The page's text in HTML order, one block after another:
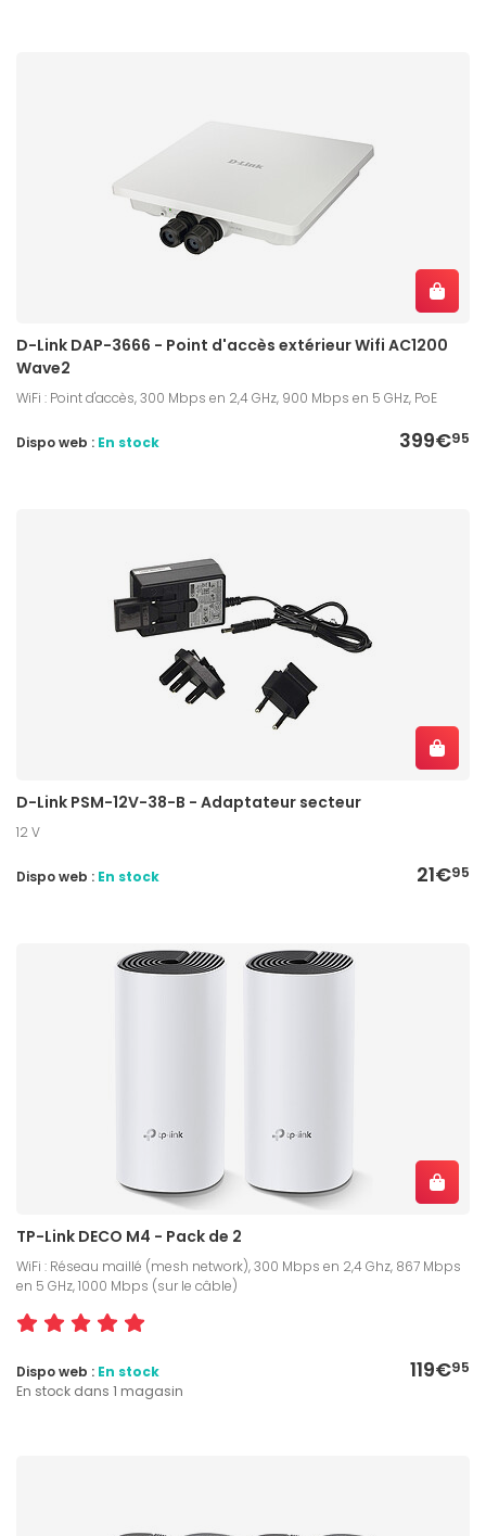
D-Link DAP-3666 - Point d'accès extérieur Wifi AC1200
Wave2
WiFi : Point d'accès, 300 Mbps en 2,4 GHz, 900 Mbps en 5 GHz, PoE
399€95
Dispo web : En stock
D-Link PSM-12V-38-B - Adaptateur secteur
12 V
21€95
Dispo web : En stock
TP-Link DECO M4 - Pack de 2
WiFi : Réseau maillé (mesh network), 300 Mbps en 2,4 Ghz, 867 Mbps
en 5 GHz, 1000 Mbps (sur le câble)
119€95
Dispo web : En stock
En stock dans 1 magasin